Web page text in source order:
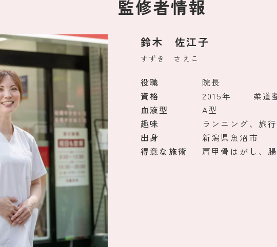
監修者情報
鈴木 佐江子
すずき さえこ
役職
院長
資格
2015年
柔道
血液型
A型
趣味
ランニング、旅
出身
新潟県魚沼市
得意な施術
肩甲骨はがし、